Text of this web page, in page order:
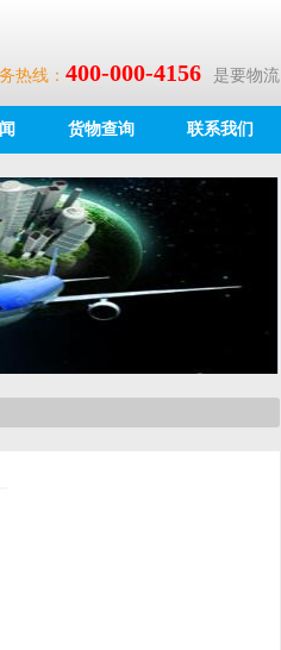
热线： 400-000-4156 是要物流
货物查询 联系我们